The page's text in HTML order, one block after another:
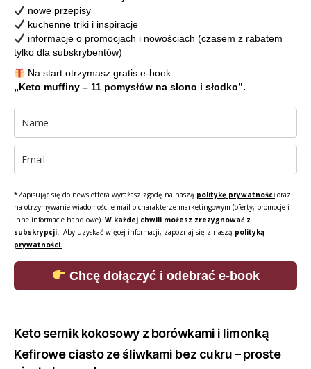
nowe przepisy
kuchenne triki i inspiracje
informacje o promocjach i nowościach (czasem z rabatem
tylko dla subskrybentów)
Na start otrzymasz gratis e-book:
„Keto muffiny – 11 pomysłów na słono i słodko”.
*Zapisując się do newslettera wyrażasz zgodę na naszą politykę prywatności oraz
na otrzymywanie wiadomości e-mail o charakterze marketingowym (oferty, promocje i
inne informacje handlowe). W każdej chwili możesz zrezygnować z
subskrypcji. Aby uzyskać więcej informacji, zapoznaj się z naszą polityką
prywatności.
Chcę dołączyć i odebrać e-book
Keto sernik kokosowy z borówkami i limonką
Kefirowe ciasto ze śliwkami bez cukru – proste